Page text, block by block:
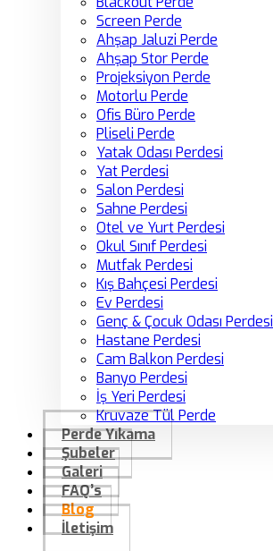
Screen Perde
Ahşap Jaluzi Perde
Ahşap Stor Perde
Projeksiyon Perde
Motorlu Perde
Ofis Büro Perde
Pliseli Perde
Yatak Odası Perdesi
Yat Perdesi
Salon Perdesi
Sahne Perdesi
Otel ve Yurt Perdesi
Okul Sınıf Perdesi
Mutfak Perdesi
Kış Bahçesi Perdesi
Ev Perdesi
Genç & Çocuk Odası Perdesi
Hastane Perdesi
Cam Balkon Perdesi
Banyo Perdesi
İş Yeri Perdesi
Kruvaze Tül Perde
Perde Yıkama
Şubeler
Galeri
FAQ’s
Blog
İletişim